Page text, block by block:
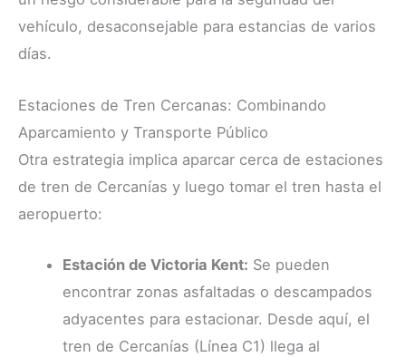
vehículo, desaconsejable para estancias de varios
días.
Estaciones de Tren Cercanas: Combinando
Aparcamiento y Transporte Público
Otra estrategia implica aparcar cerca de estaciones
de tren de Cercanías y luego tomar el tren hasta el
aeropuerto:
Estación de Victoria Kent: Se pueden
encontrar zonas asfaltadas o descampados
adyacentes para estacionar. Desde aquí, el
tren de Cercanías (Línea C1) llega al